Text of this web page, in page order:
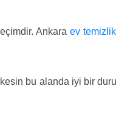
Ankaraev
bu alanda iyi bir